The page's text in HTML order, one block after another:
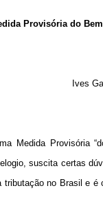
Email
Provisória do Bem
Ives
Medida Provisória
suscita certas
tributação no Brasil e é